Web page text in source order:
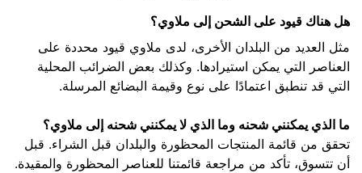
هل هناك قيود على الشحن إلى ملاوي؟
مثل العديد من البلدان الأخرى، لدى ملاوي قيود محددة على
العناصر التي يمكن استيرادها. وكذلك بعض الضرائب المحلية
التي قد تنطبق اعتمادًا على نوع وقيمة البضائع المرسلة.
ما الذي يمكنني شحنه وما الذي لا يمكنني شحنه إلى ملاوي؟
تحقق من قائمة المنتجات المحظورة والبلدان قبل الشراء. قبل
أن تتسوق، تأكد من مراجعة قائمتنا للعناصر المحظورة والمقيدة.